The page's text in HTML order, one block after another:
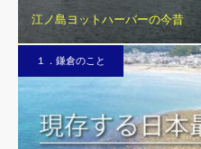
江ノ島ヨットハーバーの今昔
１．鎌倉のこと